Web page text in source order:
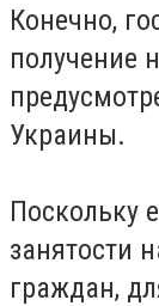
Конечно,
получение
Украины.
Поскольку
занятости
граждан,